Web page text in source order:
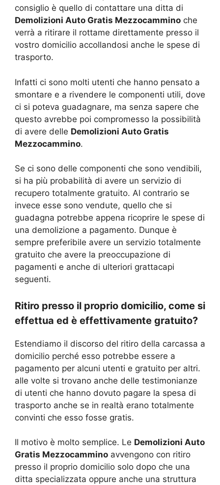
consiglio è quello di contattare una ditta di
Demolizioni Auto Gratis Mezzocammino che
verrà a ritirare il rottame direttamente presso il
vostro domicilio accollandosi anche le spese di
trasporto.
Infatti ci sono molti utenti che hanno pensato a
smontare e a rivendere le componenti utili, dove
ci si poteva guadagnare, ma senza sapere che
questo avrebbe poi compromesso la possibilità
di avere delle Demolizioni Auto Gratis
Mezzocammino.
Se ci sono delle componenti che sono vendibili,
si ha più probabilità di avere un servizio di
recupero totalmente gratuito. Al contrario se
invece esse sono vendute, quello che si
guadagna potrebbe appena ricoprire le spese di
una demolizione a pagamento. Dunque è
sempre preferibile avere un servizio totalmente
gratuito che avere la preoccupazione di
pagamenti e anche di ulteriori grattacapi
seguenti.
Ritiro presso il proprio domicilio, come si
effettua ed è effettivamente gratuito?
Estendiamo il discorso del ritiro della carcassa a
domicilio perché esso potrebbe essere a
pagamento per alcuni utenti e gratuito per altri.
alle volte si trovano anche delle testimonianze
di utenti che hanno dovuto pagare la spesa di
trasporto anche se in realtà erano totalmente
convinti che esso fosse gratis.
Il motivo è molto semplice. Le Demolizioni Auto
Gratis Mezzocammino avvengono con ritiro
presso il proprio domicilio solo dopo che una
ditta specializzata oppure anche una struttura